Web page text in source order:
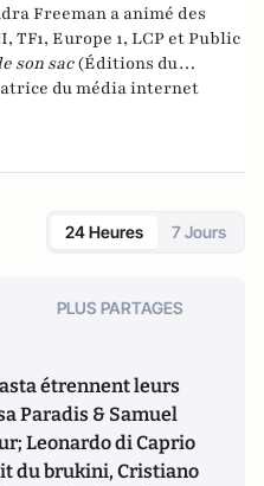
Freeman a animé des
TF1, Europe 1, LCP et Public
son sac(Éditions du
du média internet
24 Heures 7 Jours
PLUS PARTAGES
étrennent leurs
Paradis & Samuel
Leonardo di Caprio
du brukini, Cristiano